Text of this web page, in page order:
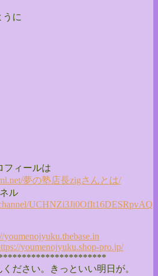
うに
ィールは
net/夢の塾店長zigさんとは/
ル
UCHNZi3Ji0OfIt16DESRpvAQ
youmenojyuku.thebase.in
youmenojyuku.shop-pro.jp/
**************
ださい。きっといい明日が。